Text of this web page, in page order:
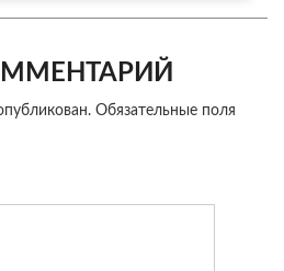
Обязательные поля